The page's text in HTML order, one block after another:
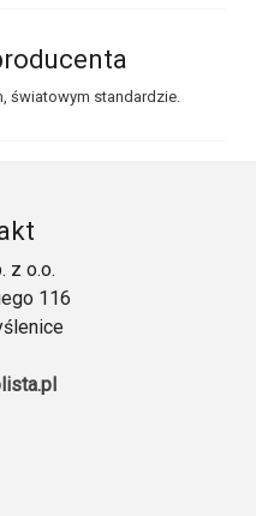
światowym standardzie.
z o.o.
116